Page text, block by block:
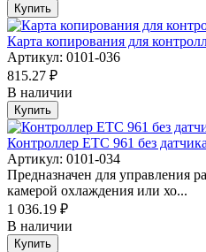
Купить
Карта копирования для
Артикул: 0101-036
815.27 ₽
В наличии
Купить
Контроллер ETC 961 без датчика
Артикул: 0101-034
Предназначен для управления
камерой охлаждения или хо...
1 036.19 ₽
В наличии
Купить